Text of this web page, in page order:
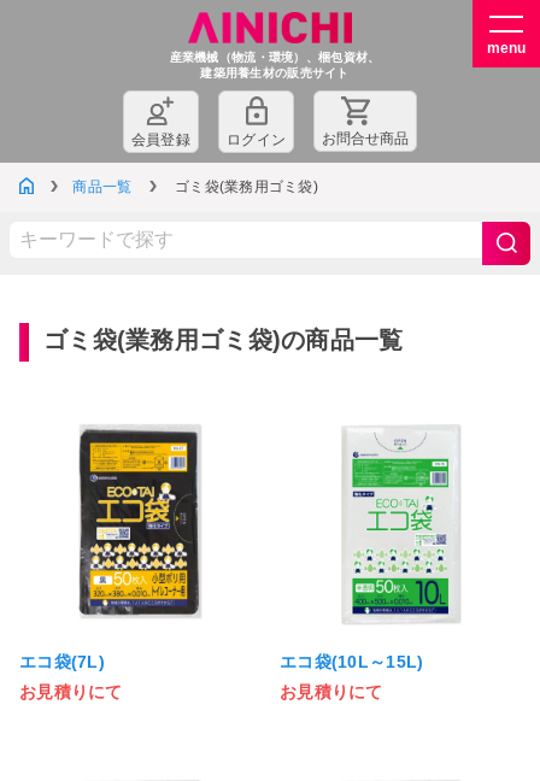
産業機械（物流・環境）、梱包資材、
建築用養生材の販売サイト
会員登録 ログイン お問合せ商品
商品一覧 ゴミ袋(業務用ゴミ袋)
ゴミ袋(業務用ゴミ袋)の商品一覧
エコ袋(7L)
お見積りにて
エコ袋(10L～15L)
お見積りにて